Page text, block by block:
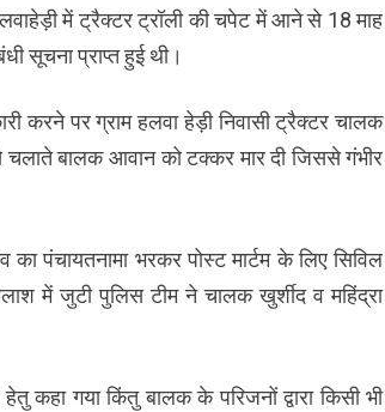
में ट्रैक्टर ट्रॉली की चपेट में आने से 18 माह
सूचना प्राप्त हुई थी।
करने पर ग्राम हलवा हेड़ी निवासी ट्रैक्टर चालक
चलाते बालक आवान को टक्कर मार दी जिससे गंभीर
पंचायतनामा भरकर पोस्ट मार्टम के लिए सिविल
में जुटी पुलिस टीम ने चालक खुर्शीद व महिंद्रा
कहा गया किंतु बालक के परिजनों द्वारा किसी भी